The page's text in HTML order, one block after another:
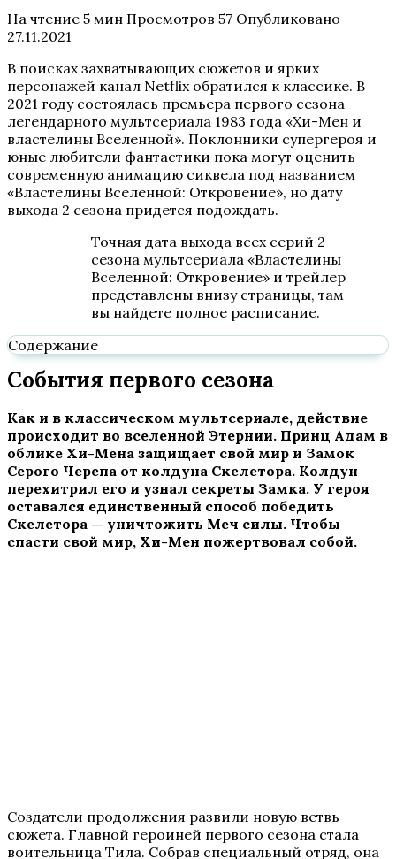
На чтение 5 мин Просмотров 57 Опубликовано
27.11.2021
В поисках захватывающих сюжетов и ярких
персонажей канал Netflix обратился к классике. В
2021 году состоялась премьера первого сезона
легендарного мультсериала 1983 года «Хи-Мен и
властелины Вселенной». Поклонники супергероя и
юные любители фантастики пока могут оценить
современную анимацию сиквела под названием
«Властелины Вселенной: Откровение», но дату
выхода 2 сезона придется подождать.
Точная дата выхода всех серий 2
сезона мультсериала «Властелины
Вселенной: Откровение» и трейлер
представлены внизу страницы, там
вы найдете полное расписание.
Содержание
События первого сезона
Как и в классическом мультсериале, действие
происходит во вселенной Этернии. Принц Адам в
облике Хи-Мена защищает свой мир и Замок
Серого Черепа от колдуна Скелетора. Колдун
перехитрил его и узнал секреты Замка. У героя
оставался единственный способ победить
Скелетора — уничтожить Меч силы. Чтобы
спасти свой мир, Хи-Мен пожертвовал собой.
Создатели продолжения развили новую ветвь
сюжета. Главной героиней первого сезона стала
воительница Тила. Собрав специальный отряд, она